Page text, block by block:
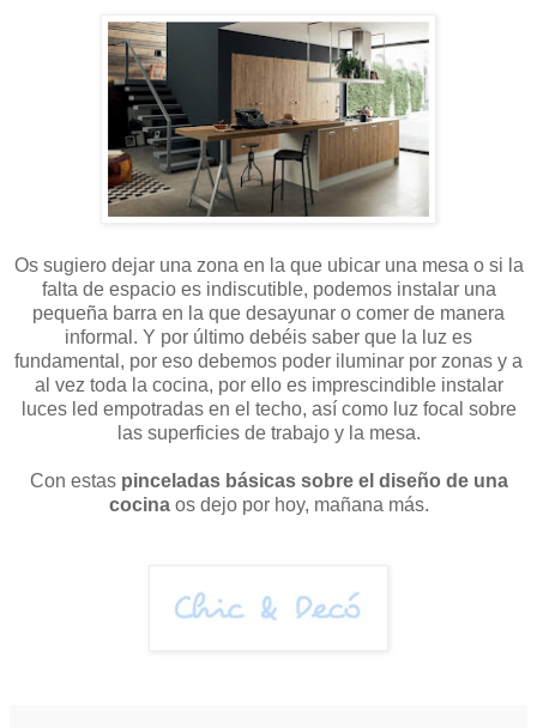
Os sugiero dejar una zona en la que ubicar una mesa o si la
falta de espacio es indiscutible, podemos instalar una
pequeña barra en la que desayunar o comer de manera
informal. Y por último debéis saber que la luz es
fundamental, por eso debemos poder iluminar por zonas y a
al vez toda la cocina, por ello es imprescindible instalar
luces led empotradas en el techo, así como luz focal sobre
las superficies de trabajo y la mesa.
Con estas pinceladas básicas sobre el diseño de una
cocinaos dejo por hoy, mañana más.